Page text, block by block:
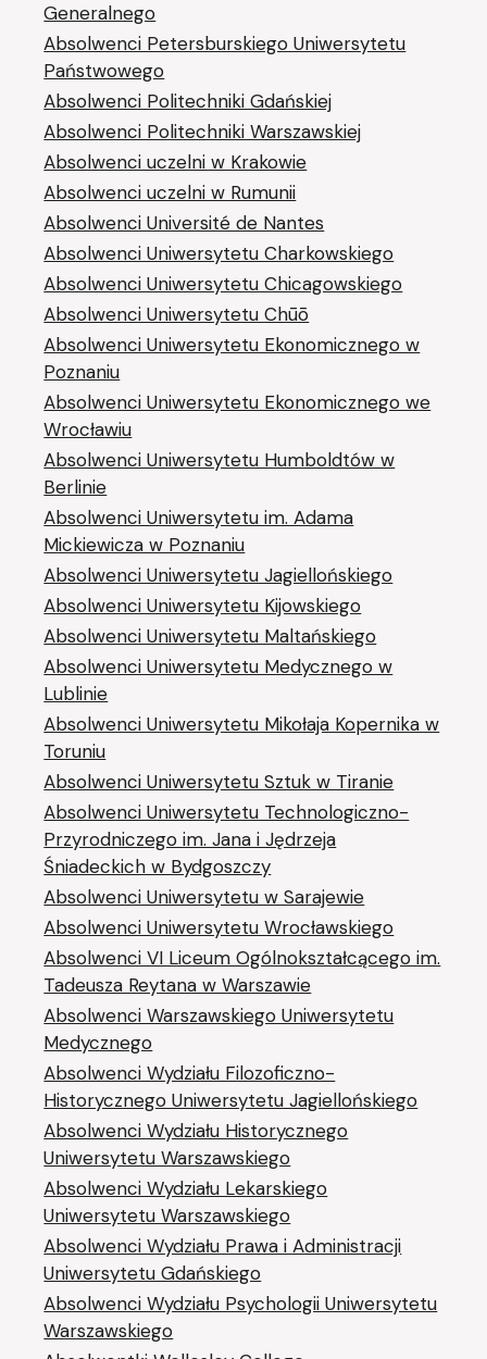
Generalnego
Absolwenci Petersburskiego Uniwersytetu
Państwowego
Absolwenci Politechniki Gdańskiej
Absolwenci Politechniki Warszawskiej
Absolwenci uczelni w Krakowie
Absolwenci uczelni w Rumunii
Absolwenci Université de Nantes
Absolwenci Uniwersytetu Charkowskiego
Absolwenci Uniwersytetu Chicagowskiego
Absolwenci Uniwersytetu Chūō
Absolwenci Uniwersytetu Ekonomicznego w
Poznaniu
Absolwenci Uniwersytetu Ekonomicznego we
Wrocławiu
Absolwenci Uniwersytetu Humboldtów w
Berlinie
Absolwenci Uniwersytetu im. Adama
Mickiewicza w Poznaniu
Absolwenci Uniwersytetu Jagiellońskiego
Absolwenci Uniwersytetu Kijowskiego
Absolwenci Uniwersytetu Maltańskiego
Absolwenci Uniwersytetu Medycznego w
Lublinie
Absolwenci Uniwersytetu Mikołaja Kopernika w
Toruniu
Absolwenci Uniwersytetu Sztuk w Tiranie
Absolwenci Uniwersytetu Technologiczno-
Przyrodniczego im. Jana i Jędrzeja
Śniadeckich w Bydgoszczy
Absolwenci Uniwersytetu w Sarajewie
Absolwenci Uniwersytetu Wrocławskiego
Absolwenci VI Liceum Ogólnokształcącego im.
Tadeusza Reytana w Warszawie
Absolwenci Warszawskiego Uniwersytetu
Medycznego
Absolwenci Wydziału Filozoficzno-
Historycznego Uniwersytetu Jagiellońskiego
Absolwenci Wydziału Historycznego
Uniwersytetu Warszawskiego
Absolwenci Wydziału Lekarskiego
Uniwersytetu Warszawskiego
Absolwenci Wydziału Prawa i Administracji
Uniwersytetu Gdańskiego
Absolwenci Wydziału Psychologii Uniwersytetu
Warszawskiego